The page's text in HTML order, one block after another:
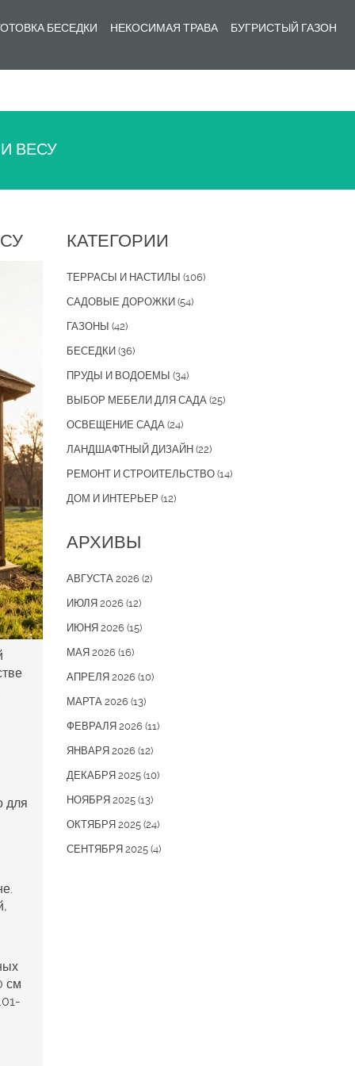
БЕСЕДКИ НЕКОСИМАЯ ТРАВА БУГРИСТЫЙ ГАЗОН
ВЕСУ
для
см
КАТЕГОРИИ
ТЕРРАСЫ И НАСТИЛЫ (106)
САДОВЫЕ ДОРОЖКИ (54)
ГАЗОНЫ (42)
БЕСЕДКИ (36)
ПРУДЫ И ВОДОЕМЫ (34)
ВЫБОР МЕБЕЛИ ДЛЯ САДА (25)
ОСВЕЩЕНИЕ САДА (24)
ЛАНДШАФТНЫЙ ДИЗАЙН (22)
РЕМОНТ И СТРОИТЕЛЬСТВО (14)
ДОМ И ИНТЕРЬЕР (12)
АРХИВЫ
АВГУСТА 2026 (2)
ИЮЛЯ 2026 (12)
ИЮНЯ 2026 (15)
МАЯ 2026 (16)
АПРЕЛЯ 2026 (10)
МАРТА 2026 (13)
ФЕВРАЛЯ 2026 (11)
ЯНВАРЯ 2026 (12)
ДЕКАБРЯ 2025 (10)
НОЯБРЯ 2025 (13)
ОКТЯБРЯ 2025 (24)
СЕНТЯБРЯ 2025 (4)